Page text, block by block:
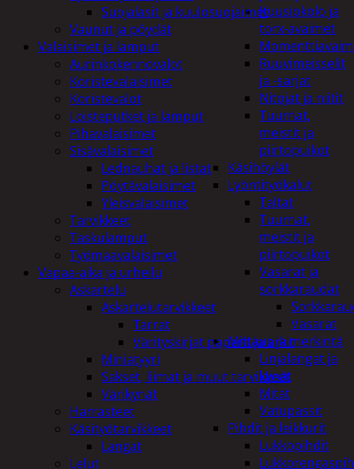
Kuusiokolo ja
torx-avaimet
Ruuvimeisselit
ja -sarjat
Nitojat ja niitit
Tuurnat,
meistit ja
piirtopuikot
Käsihöylät
Lyöntityökalut
Taltat
Tuurnat,
meistit ja
piirtopuikot
Vasarat ja
sorkkaraudat
Vasarat
Mittaus ja merkintä
Linjalangat ja
kynät
Mitat
Vatupassit
Pihdit ja leikkurit
Lukkopihdit
Suojalasit ja kuulosuojaimet
Vaunut ja pöydät
Valaisimet ja lamput
Aurinkokennovalot
Koristevalaisimet
Koristevalot
Loisteputket ja lamput
Pihavalaisimet
Sisävalaisimet
Lednauhat ja listat
Pöytävalaisimet
Yleisvalaisimet
Tarvikkeet
Taskulamput
Työmaavalaisimet
Vapaa-aika ja urheilu
Askartelu
Askartelutarvikkeet
Tarrat
Värityskirjat paperit ja arkit
Miniatyyri
Sakset, liimat ja muut tarvikkeet
Värikynät
Harrasteet
Käsityötarvikkeet
Langat
Lelut